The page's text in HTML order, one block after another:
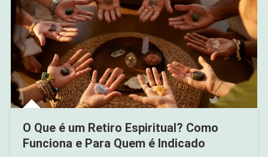
O Que é um Retiro Espiritual? Como
Funciona e Para Quem é Indicado